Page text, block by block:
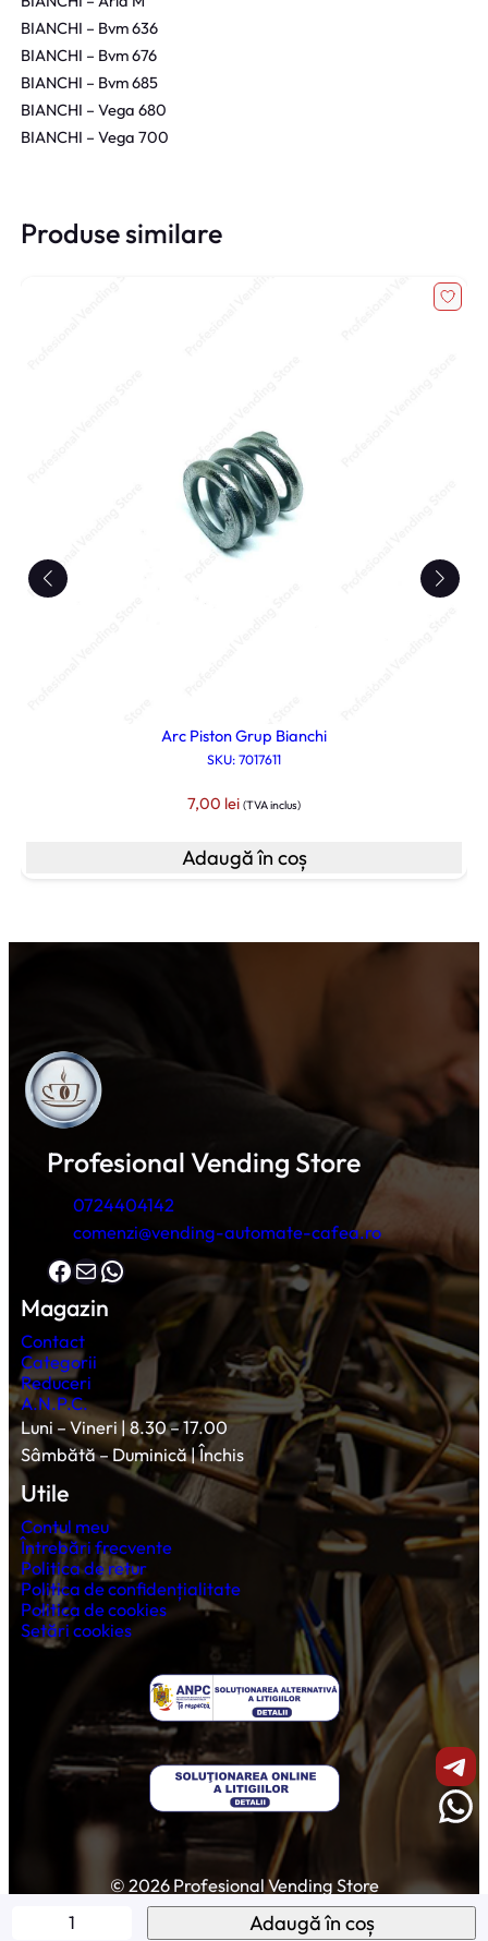
Adaugă în coș
BIANCHI – Bvm 636
BIANCHI – Bvm 676
BIANCHI – Bvm 685
BIANCHI – Vega 680
BIANCHI – Vega 700
Produse similare
Arc Piston Grup Bianchi
SKU: 7017611
7,00 lei (TVA inclus)
Adaugă în coș
Profesional Vending Store
0724404142
comenzi@vending-automate-cafea.ro
Facebook Mail WhatsApp
Magazin
Contact
Categorii
Reduceri
A.N.P.C.
Luni – Vineri | 8.30 – 17.00
Sâmbătă – Duminică | Închis
Utile
Contul meu
Întrebări frecvente
Politica de retur
Politica de confidențialitate
Politica de cookies
Setări cookies
© 2026 Profesional Vending Store